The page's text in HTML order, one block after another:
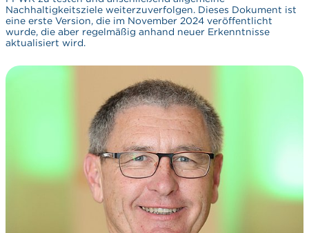
Nachhaltigkeitsziele weiterzuverfolgen. Dieses Dokument ist
eine erste Version, die im November 2024 veröffentlicht
wurde, die aber regelmäßig anhand neuer Erkenntnisse
aktualisiert wird.